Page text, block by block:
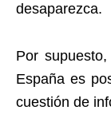
desaparezca.
Por
España es
cuestión de